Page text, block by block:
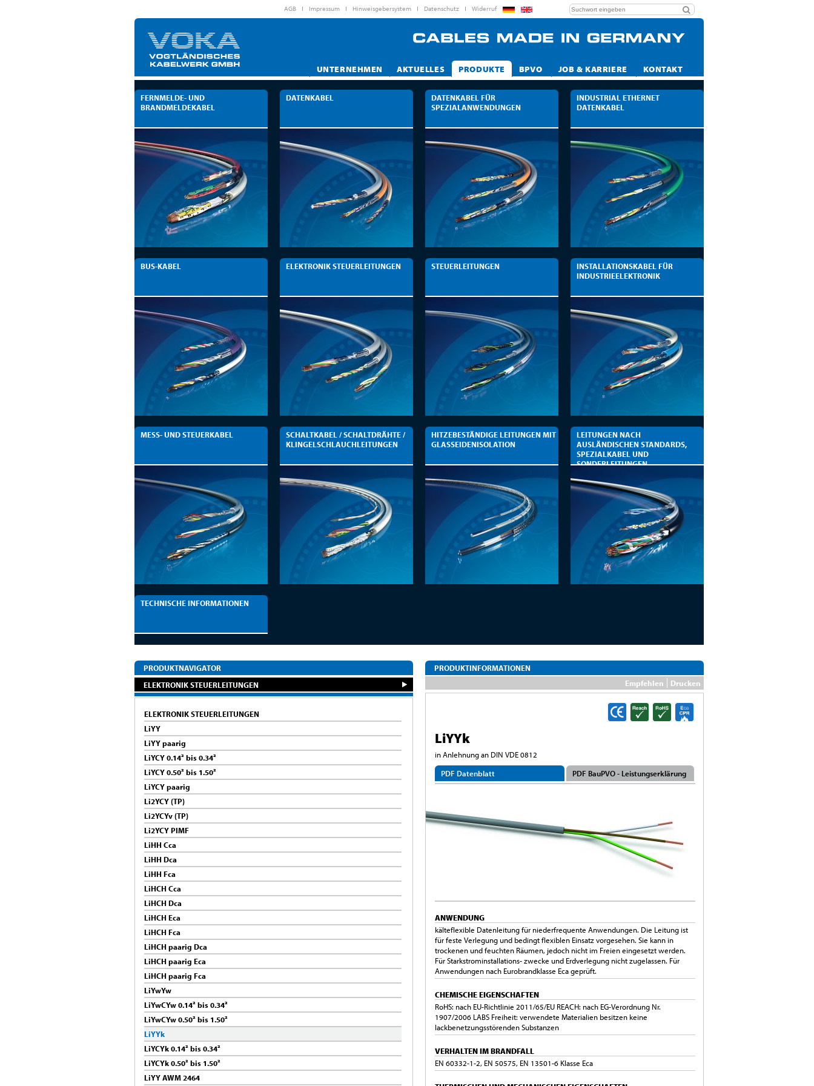
AGB Impressum Hinweisgebersystem Datenschutz Widerruf
UNTERNEHMEN AKTUELLES PRODUKTE BPVO JOB & KARRIERE KONTAKT
FERNMELDE- UND
BRANDMELDEKABEL
DATENKABEL
DATENKABEL FÜR
SPEZIALANWENDUNGEN
INDUSTRIAL ETHERNET
DATENKABEL
BUS-KABEL ELEKTRONIK STEUERLEITUNGEN STEUERLEITUNGEN
INSTALLATIONSKABEL FÜR
INDUSTRIEELEKTRONIK
MESS- UND STEUERKABEL
SCHALTKABEL / SCHALTDRÄHTE /
KLINGELSCHLAUCHLEITUNGEN
HITZEBESTÄNDIGE LEITUNGEN MIT
GLASSEIDENISOLATION
LEITUNGEN NACH
AUSLÄNDISCHEN STANDARDS,
SPEZIALKABEL UND
SONDERLEITUNGEN
TECHNISCHE INFORMATIONEN
PRODUKTNAVIGATOR
ELEKTRONIK STEUERLEITUNGEN
ELEKTRONIK STEUERLEITUNGEN
LiYY
LiYY paarig
LiYCY 0.14² bis 0.34²
LiYCY 0.50² bis 1.50²
LiYCY paarig
Li2YCY (TP)
Li2YCYv (TP)
Li2YCY PIMF
LiHH Cca
LiHH Dca
LiHH Fca
LiHCH Cca
LiHCH Dca
LiHCH Eca
LiHCH Fca
LiHCH paarig Dca
LiHCH paarig Eca
LiHCH paarig Fca
LiYwYw
LiYwCYw 0.14² bis 0.34²
LiYwCYw 0.50² bis 1.50²
LiYYk
LiYCYk 0.14² bis 0.34²
LiYCYk 0.50² bis 1.50²
LiYY AWM 2464
PRODUKTINFORMATIONEN
Empfehlen
Drucken
LiYYk
in Anlehnung an DIN VDE 0812
PDF Datenblatt
PDF BauPVO - Leistungserklärung
ANWENDUNG
kälteflexible Datenleitung für niederfrequente Anwendungen. Die Leitung ist
für feste Verlegung und bedingt flexiblen Einsatz vorgesehen. Sie kann in
trockenen und feuchten Räumen, jedoch nicht im Freien eingesetzt werden.
Für Starkstrominstallations- zwecke und Erdverlegung nicht zugelassen. Für
Anwendungen nach Eurobrandklasse Eca geprüft.
CHEMISCHE EIGENSCHAFTEN
RoHS: nach EU-Richtlinie 2011/65/EU REACH: nach EG-Verordnung Nr.
1907/2006 LABS Freiheit: verwendete Materialien besitzen keine
lackbenetzungsstörenden Substanzen
VERHALTEN IM BRANDFALL
EN 60332-1-2, EN 50575, EN 13501-6 Klasse Eca